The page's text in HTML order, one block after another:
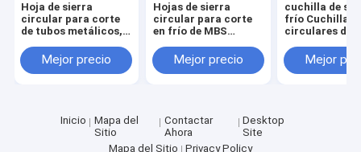
Hoja de sierra
circular para corte
de tubos metálicos,
acero 1000mm x
130mm x 6.0mm
Mejor precio
Hojas de sierra
circular para corte
en frío de MBS
cortar tubos de
acero, tamaños
Mejor precio
cuchilla de
frío Cuchillas
circulares de
cortar
acero tamaño
Mejor
Inicio
Mapa del
Sitio
Contactar
Ahora
Desktop
Site
Mapa del Sitio
Privacy Policy